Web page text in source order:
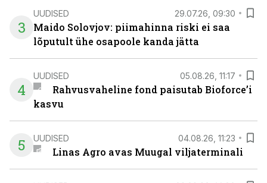
3
UUDISED 29.07.26, 09:30
Maido Solovjov: piimahinna riski ei saa
lõputult ühe osapoole kanda jätta
4
UUDISED 05.08.26, 11:17
Rahvusvaheline fond paisutab Bioforce’i
kasvu
5 UUDISED 04.08.26, 11:23
Linas Agro avas Muugal viljaterminali